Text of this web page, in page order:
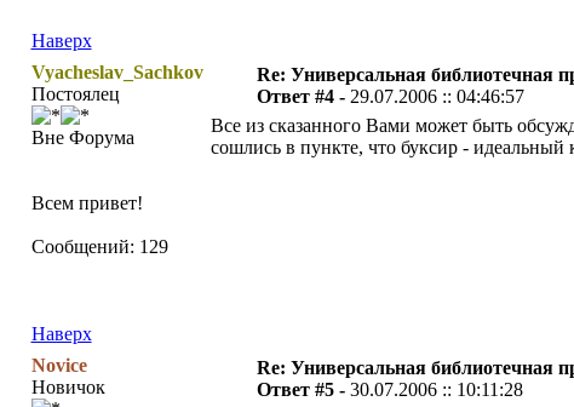
Наверх
Vyacheslav_Sachkov
Постоялец
Вне Форума
Всем привет!
Сообщений: 129
Re: Универсальная библиотечная
Ответ #4 - 29.07.2006 :: 04:46:57
Все из сказанного Вами может быть
сошлись в пункте, что буксир - идеальный
Наверх
Novice
Новичок
Re: Универсальная библиотечная
Ответ #5 - 30.07.2006 :: 10:11:28